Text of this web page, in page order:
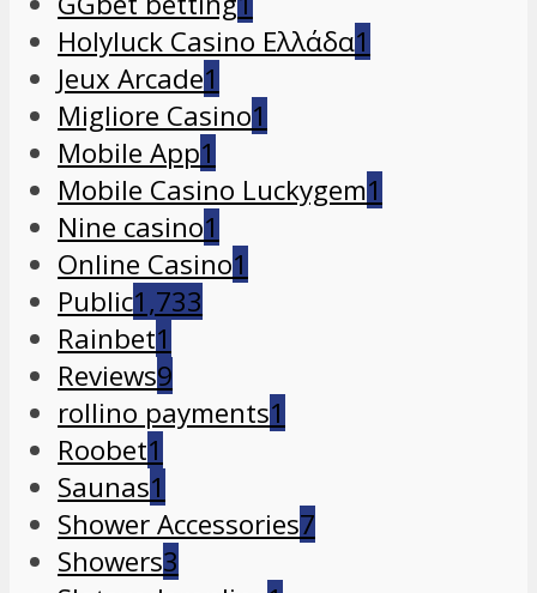
Holyluck Casino Ελλάδα1
Jeux Arcade1
Migliore Casino1
Mobile App1
Mobile Casino Luckygem1
Nine casino1
Online Casino1
Public1,733
Rainbet1
Reviews9
rollino payments1
Roobet1
Saunas1
Shower Accessories7
Showers3